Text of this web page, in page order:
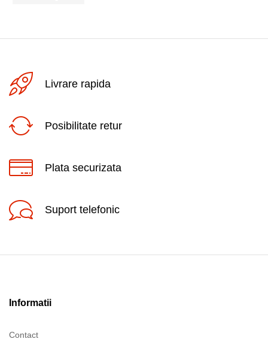
Livrare rapida
Posibilitate retur
Plata securizata
Suport telefonic
Informatii
Contact